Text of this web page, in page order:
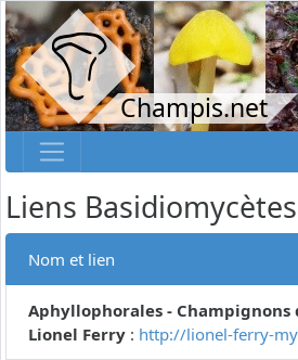
Champis.net
Liens Basidiomycètes
Nom et lien
Aphyllophorales - Champignons
Lionel Ferry : http://lionel-ferry-